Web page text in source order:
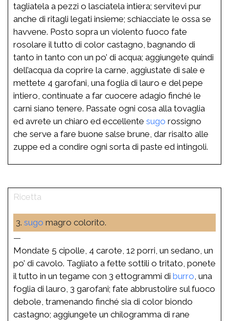
tagliatela a pezzi o lasciatela intiera; servitevi pur
anche di ritagli legati insieme; schiacciate le ossa se
havvene. Posto sopra un violento fuoco fate
rosolare il tutto di color castagno, bagnando di
tanto in tanto con un po’ di acqua; aggiungete quindi
dell’acqua da coprire la carne, aggiustate di sale e
mettete 4 garofani, una foglia di lauro e del pepe
intiero, continuate a far cuocere adagio finché le
carni siano tenere. Passate ogni cosa alla tovaglia
ed avrete un chiaro ed eccellente sugo rossigno
che serve a fare buone salse brune, dar risalto alle
zuppe ed a condire ogni sorta di paste ed intingoli.
3. sugo magro colorito.
—
Mondate 5 cipolle, 4 carote, 12 porri, un sedano, un
po’ di cavolo. Tagliato a fette sottili o tritato, ponete
il tutto in un tegame con 3 ettogrammi di burro , una
foglia di lauro, 3 garofani; fate abbrustolire sul fuoco
debole, tramenando finché sia di color biondo
castagno; aggiungete un chilogramma di rane